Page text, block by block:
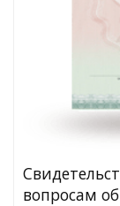
вопросам